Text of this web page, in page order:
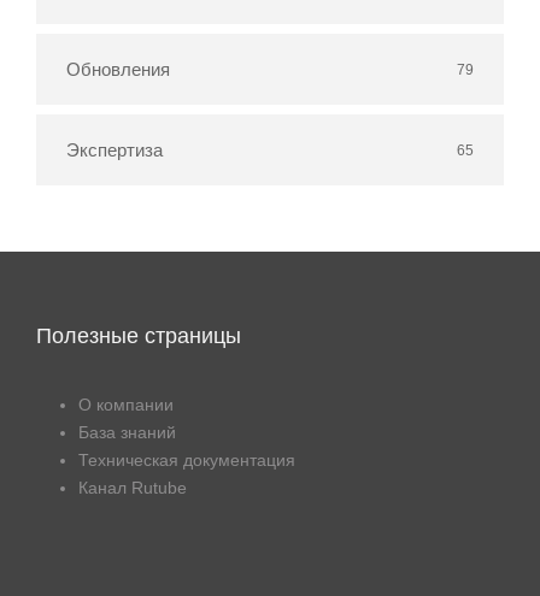
Обновления 79
Экспертиза 65
Полезные страницы
О компании
База знаний
Техническая документация
Канал Rutube